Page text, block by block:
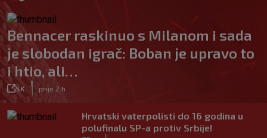
Bennacer raskinuo s Milanom i sada
je slobodan igrač: Boban je upravo to
i htio, ali…
SK prije 2 h
Hrvatski vaterpolisti do 16 godina u
polufinalu SP-a protiv Srbije!